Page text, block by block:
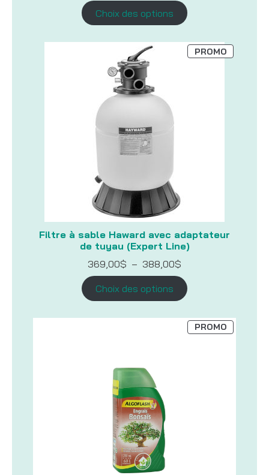
prix :
349,99$
à
Choix des options
Filtre à sable Haward avec adaptateur
de tuyau (Expert Line)
PROMOPRODUIT
EN
369,00$ – 388,00$
prix :
369,00$
à
Choix des options
PROMOPRODUIT
EN